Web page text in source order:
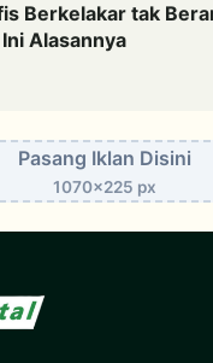
Berkelakar tak
Alasannya
Pasang Iklan Disini
1070x225 px